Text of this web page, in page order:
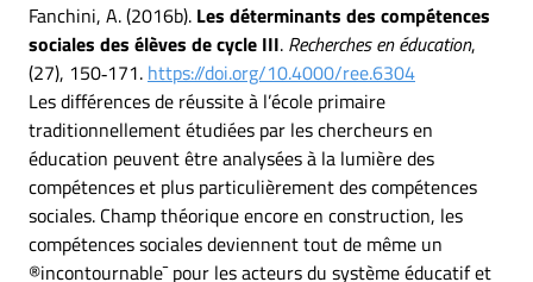
Fanchini, A. (2016b). Les déterminants des compétences
sociales des élèves de cycle III. Recherches en éducation,
(27), 150‑171. https://doi.org/10.4000/ree.6304
Les différences de réussite à l’école primaire
traditionnellement étudiées par les chercheurs en
éducation peuvent être analysées à la lumière des
compétences et plus particulièrement des compétences
sociales. Champ théorique encore en construction, les
compétences sociales deviennent tout de même un
®incontournable¯ pour les acteurs du système éducatif et